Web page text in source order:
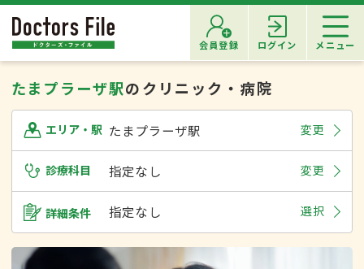
会員登録 ログイン メニュー
たまプラーザ駅のクリニック・病院
エリア・駅 たまプラーザ駅 変更
診療科目 指定なし 変更
詳細条件 指定なし 選択